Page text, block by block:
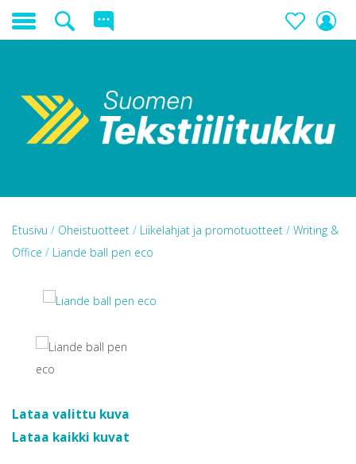
Etusivu / Oheistuotteet / Liikelahjat ja promotuotteet / Writing &
Office / Liande ball pen eco
Lataa valittu kuva
Lataa kaikki kuvat